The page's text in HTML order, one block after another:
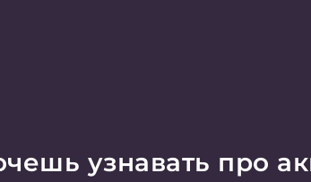
узнавать про